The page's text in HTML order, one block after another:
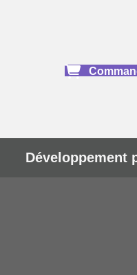
Développement